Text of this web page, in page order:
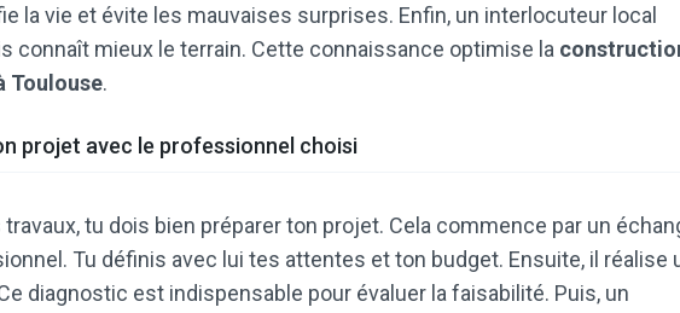
la vie et évite les mauvaises surprises. Enfin, un interlocuteur local
connaît mieux le terrain. Cette connaissance optimise la
Toulouse.
projet avec le professionnel choisi
tu dois bien préparer ton projet. Cela commence par un
Tu définis avec lui tes attentes et ton budget. Ensuite, il réalise
diagnostic est indispensable pour évaluer la faisabilité. Puis, un